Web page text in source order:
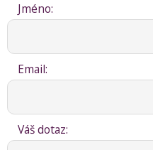
Jméno:
Email:
Váš dotaz: